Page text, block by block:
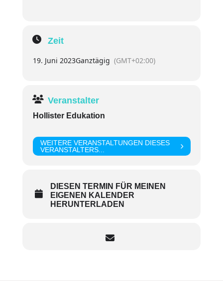
Zeit
19. Juni 2023Ganztägig (GMT+02:00)
Veranstalter
Hollister Edukation
WEITERE VERANSTALTUNGEN DIESES
VERANSTALTERS...
DIESEN TERMIN FÜR MEINEN
EIGENEN KALENDER
HERUNTERLADEN